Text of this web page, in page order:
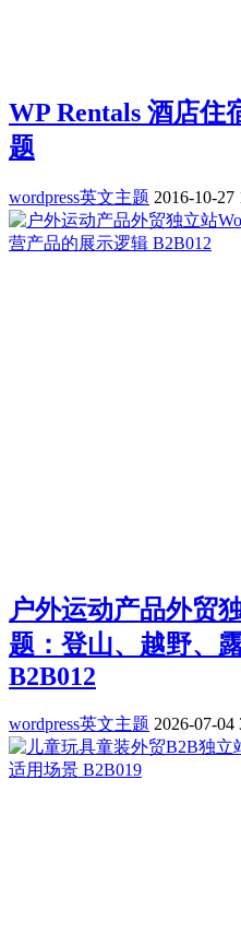
WP Rentals 酒店住
题
wordpress英文主题 2016-10-27
户外运动产品外贸
题：登山、越野、
B2B012
wordpress英文主题 2026-07-04